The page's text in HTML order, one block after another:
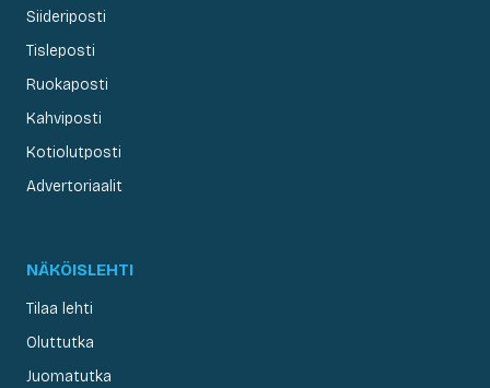
Siideriposti
Tisleposti
Ruokaposti
Kahviposti
Kotiolutposti
Advertoriaalit
NÄKÖISLEHTI
Tilaa lehti
Oluttutka
Juomatutka